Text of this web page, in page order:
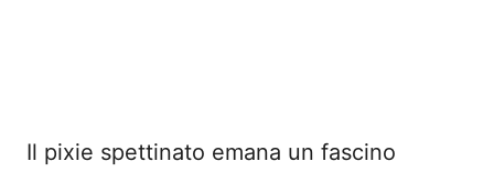
Il pixie spettinato emana un fascino